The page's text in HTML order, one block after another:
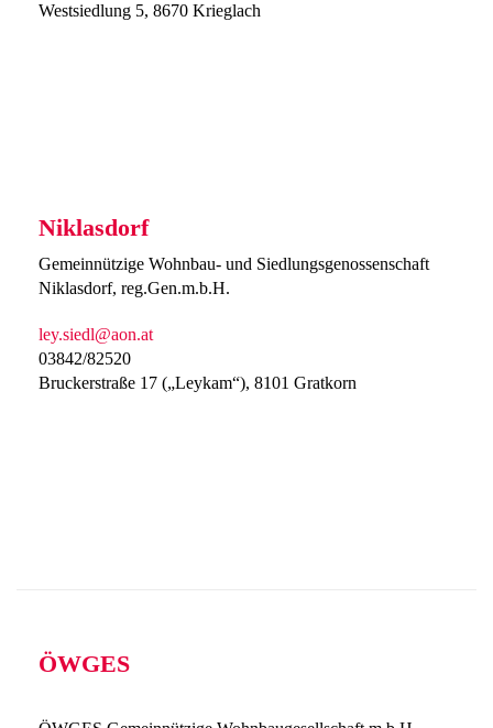
Westsiedlung 5, 8670 Krieglach
Niklasdorf
Gemeinnützige Wohnbau- und Siedlungsgenossenschaft
Niklasdorf, reg.Gen.m.b.H.
ley.siedl@aon.at
03842/82520
Bruckerstraße 17 („Leykam“), 8101 Gratkorn
ÖWGES